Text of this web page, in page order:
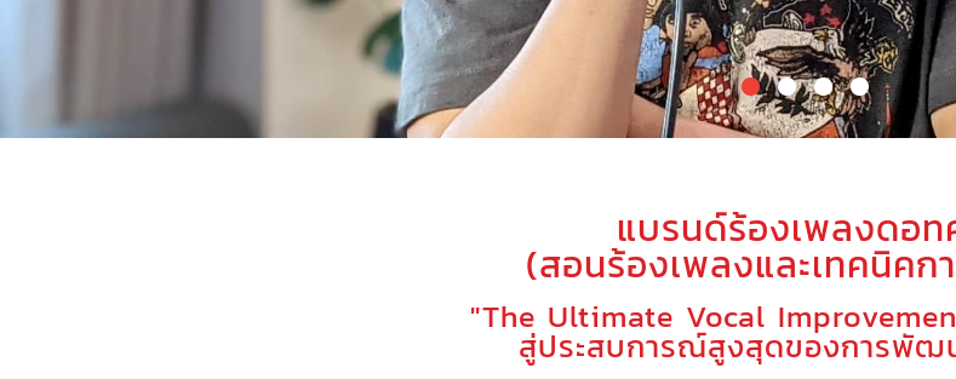
แบรนด์ร้องเพลงดอ
(สอนร้องเพลงและเทคนิคก
"The Ultimate Vocal
สู่ประสบการณ์สูงสุดของการพัฒ